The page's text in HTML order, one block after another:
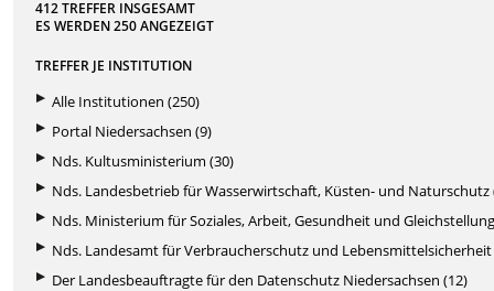
412 TREFFER INSGESAMT
ES WERDEN250ANGEZEIGT
TREFFER JE INSTITUTION
Alle Institutionen (250)
Portal Niedersachsen (9)
Nds. Kultusministerium (30)
Nds. Landesbetrieb für Wasserwirtschaft, Küsten- und Naturschutz
Nds. Ministerium für Soziales, Arbeit, Gesundheit und
Nds. Landesamt für Verbraucherschutz und Lebensmittelsicherheit
Der Landesbeauftragte für den Datenschutz Niedersachsen (12)